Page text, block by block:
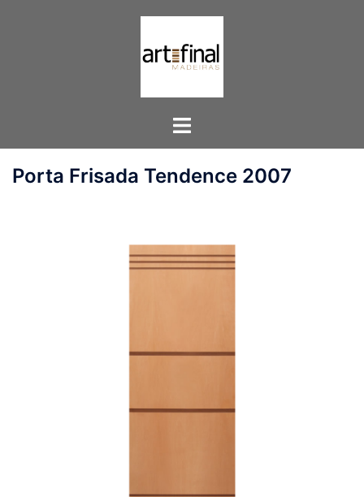
Toggle
Porta Frisada Tendence 2007